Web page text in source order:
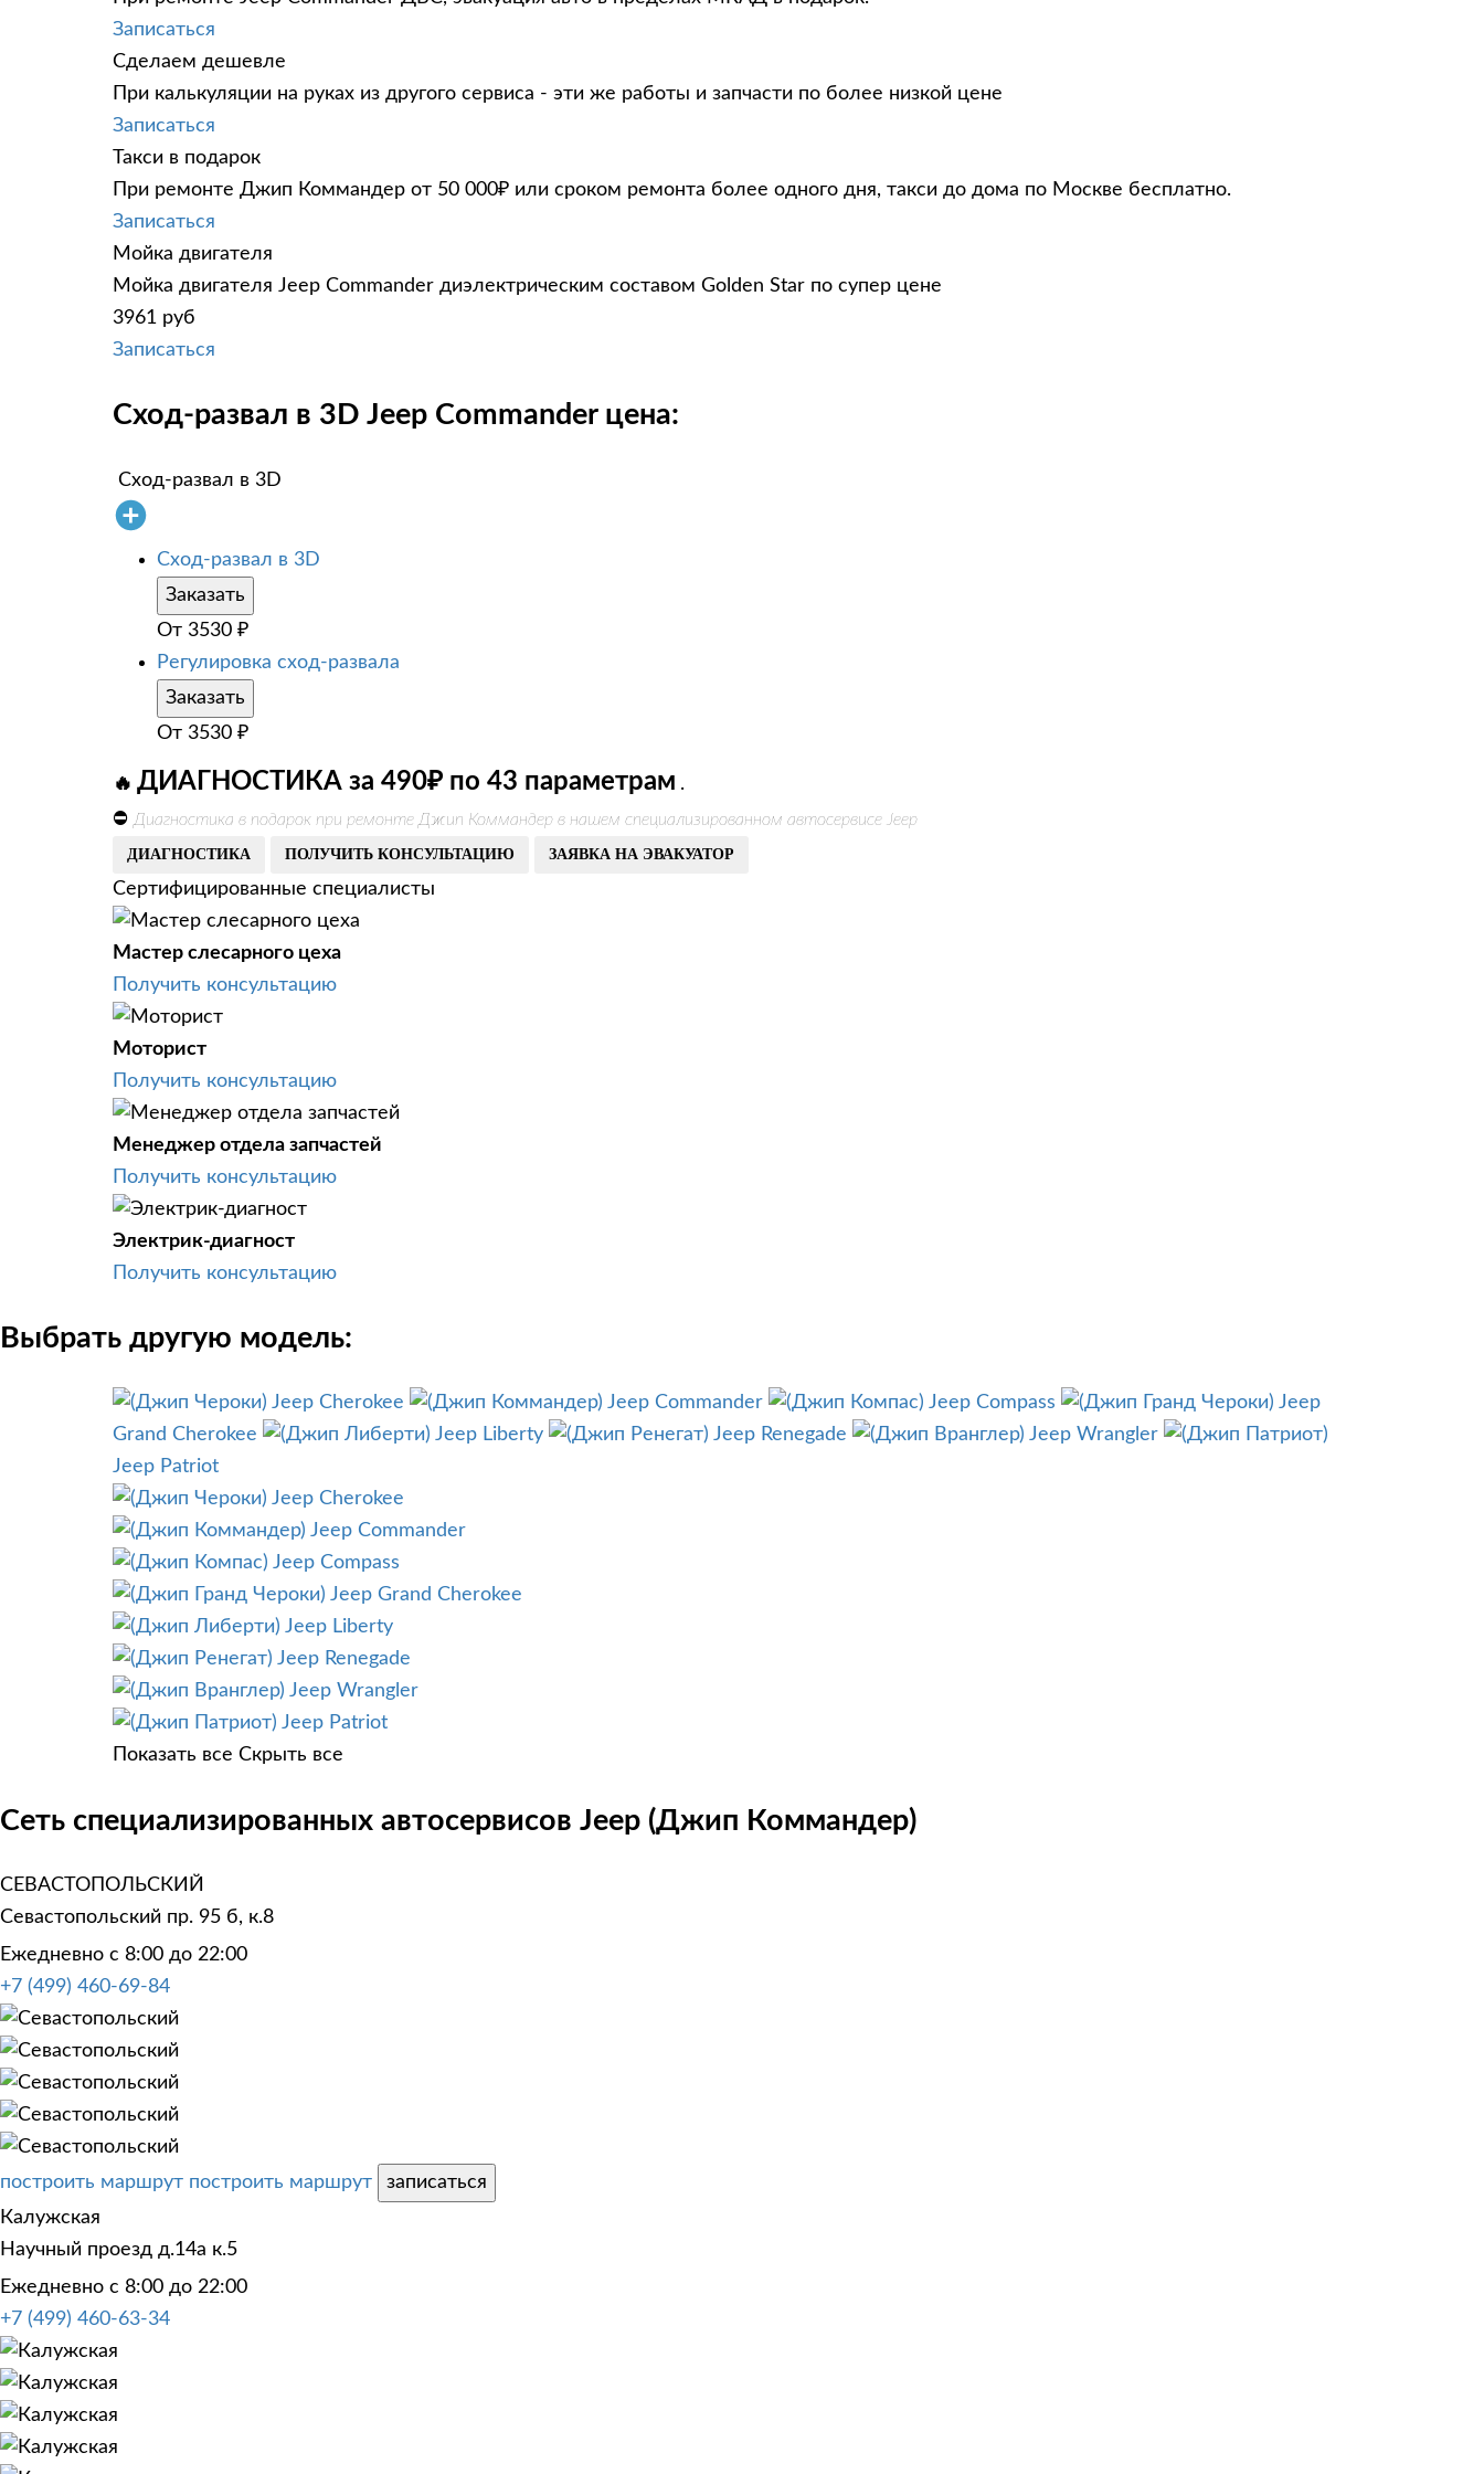
Записаться
Сделаем дешевле
При калькуляции на руках из другого сервиса - эти же работы и запчасти по более низкой цене
Записаться
Такси в подарок
При ремонте Джип Коммандер от 50 000₽ или сроком ремонта более одного дня, такси до дома по Москве бесплатно.
Записаться
Мойка двигателя
Мойка двигателя Jeep Commander диэлектрическим составом Golden Star по супер цене
3961 руб
Записаться
Сход-развал в 3D Jeep Commander цена:
Сход-развал в 3D
Сход-развал в 3D
Заказать
От 3530 ₽
Регулировка сход-развала
Заказать
От 3530 ₽
🔥 ДИАГНОСТИКА за 490₽ по 43 параметрам .
⛔ Диагностика в подарок при ремонте Джип Коммандер в нашем специализированном автосервисе Jeep
ДИАГНОСТИКА ПОЛУЧИТЬ КОНСУЛЬТАЦИЮ ЗАЯВКА НА ЭВАКУАТОР
Сертифицированные специалисты
Мастер слесарного цеха
Получить консультацию
Моторист
Получить консультацию
Менеджер отдела запчастей
Получить консультацию
Электрик-диагност
Получить консультацию
Выбрать другую модель:
Jeep Cherokee Jeep Commander Jeep Compass
Jeep
Grand Cherokee
Jeep Liberty Jeep Renegade
Jeep Wrangler
Jeep Patriot
Jeep Cherokee
Jeep Commander
Jeep Compass
Jeep Grand Cherokee
Jeep Liberty
Jeep Renegade
Jeep Wrangler
Jeep Patriot
Показать все Скрыть все
Сеть специализированных автосервисов Jeep (Джип Коммандер)
СЕВАСТОПОЛЬСКИЙ
Севастопольский пр. 95 б, к.8
Ежедневно с 8:00 до 22:00
+7 (499) 460-69-84
построить маршрут построить маршрут
записаться
Калужская
Научный проезд д.14а к.5
Ежедневно с 8:00 до 22:00
+7 (499) 460-63-34